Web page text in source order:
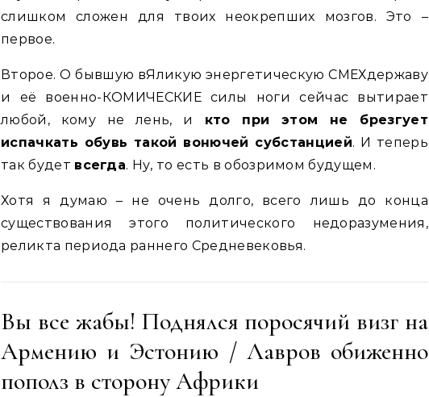
слишком сложен для твоих неокрепших мозгов. Это –
первое.
Второе. О бывшую вЯликую энергетическую СМЕХдержаву
и её военно-КОМИЧЕСКИЕ силы ноги сейчас вытирает
любой, кому не лень, и кто при этом не брезгует
испачкать обувь такой вонючей субстанцией. И теперь
так будет всегда. Ну, то есть в обозримом будущем.
Хотя я думаю – не очень долго, всего лишь до конца
существования этого политического недоразумения,
реликта периода раннего Средневековья.
Вы все жабы! Поднялся поросячий визг на
Армению и Эстонию / Лавров обиженно
пополз в сторону Африки